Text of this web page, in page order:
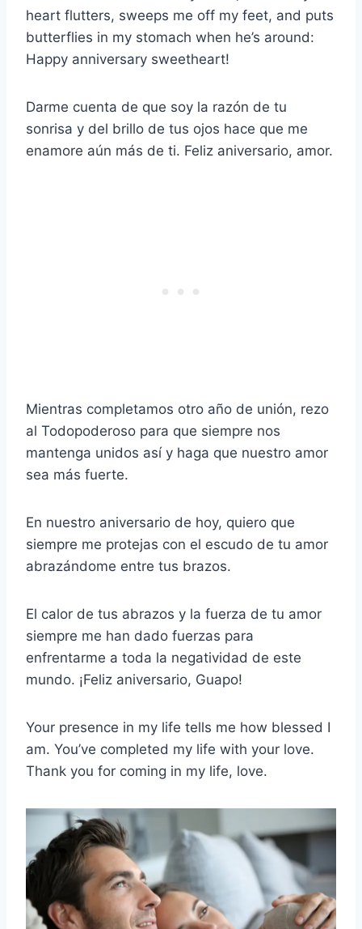
heart flutters, sweeps me off my feet, and puts
butterflies in my stomach when he’s around:
Happy anniversary sweetheart!
Darme cuenta de que soy la razón de tu
sonrisa y del brillo de tus ojos hace que me
enamore aún más de ti. Feliz aniversario, amor.
Mientras completamos otro año de unión, rezo
al Todopoderoso para que siempre nos
mantenga unidos así y haga que nuestro amor
sea más fuerte.
En nuestro aniversario de hoy, quiero que
siempre me protejas con el escudo de tu amor
abrazándome entre tus brazos.
El calor de tus abrazos y la fuerza de tu amor
siempre me han dado fuerzas para
enfrentarme a toda la negatividad de este
mundo. ¡Feliz aniversario, Guapo!
Your presence in my life tells me how blessed I
am. You’ve completed my life with your love.
Thank you for coming in my life, love.